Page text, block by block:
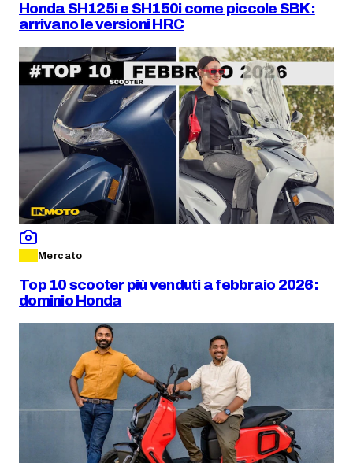
Honda SH125i e SH150i come piccole SBK:
arrivano le versioni HRC
Mercato
Top 10 scooter più venduti a febbraio 2026:
dominio Honda